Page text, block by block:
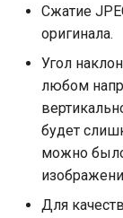
Сжатие
оригинала.
Угол
любом
будет
можно
Для